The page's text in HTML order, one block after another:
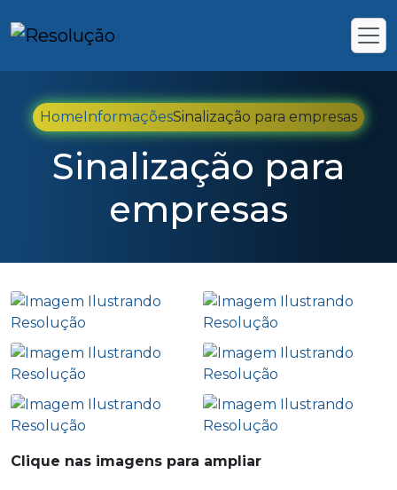
HomeInformaçõesSinalização para empresas
Sinalização para
empresas
Clique nas imagens para ampliar